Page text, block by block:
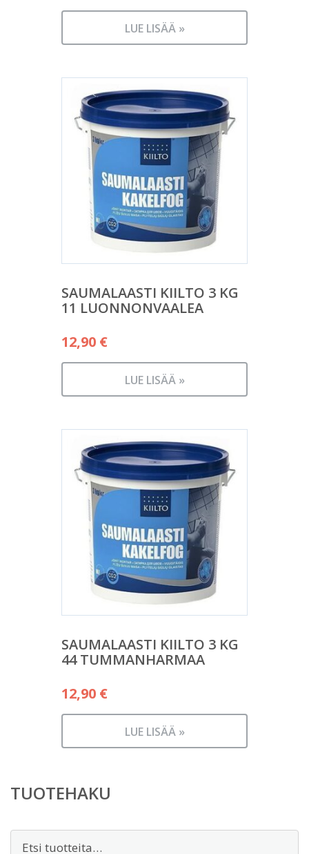
LUE LISÄÄ »
SAUMALAASTI KIILTO 3 KG
11 LUONNONVAALEA
12,90 €
LUE LISÄÄ »
SAUMALAASTI KIILTO 3 KG
44 TUMMANHARMAA
12,90 €
LUE LISÄÄ »
TUOTEHAKU